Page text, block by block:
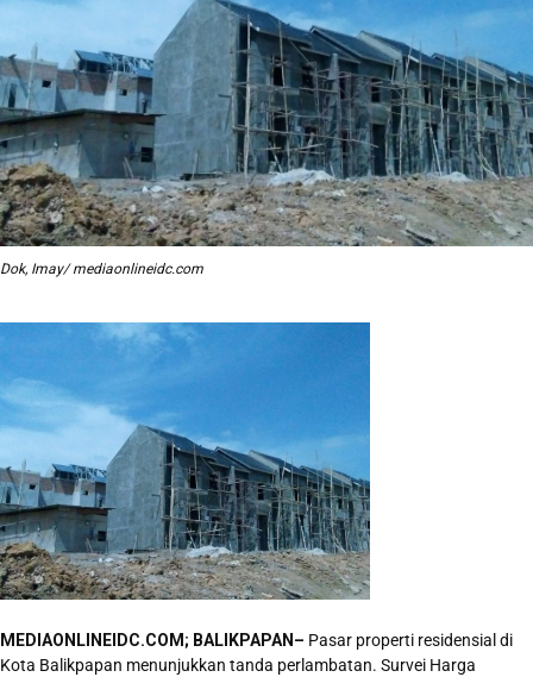
Dok, Imay/ mediaonlineidc.com
MEDIAONLINEIDC.COM; BALIKPAPAN– Pasar properti residensial di
Kota Balikpapan menunjukkan tanda perlambatan. Survei Harga